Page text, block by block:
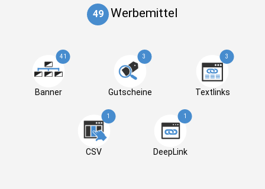
49 Werbemittel
41
Banner
3
Gutscheine
3
Textlinks
1
CSV
1
DeepLink